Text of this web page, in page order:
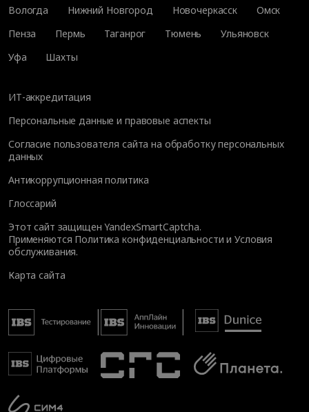
Вологда
Нижний Новгород Новочеркасск
Омск
Пенза
Пермь Таганрог Тюмень
Ульяновск
Уфа
Шахты
ИТ-аккредитация
Персональные данные и правовые аспекты
Согласие пользователя сайта на обработку персональных
данных
Антикоррупционная политика
Глоссарий
Этот сайт защищен YandexSmartCaptcha.
Применяются Политика конфиденциальности иУсловия
обслуживания.
Карта сайта